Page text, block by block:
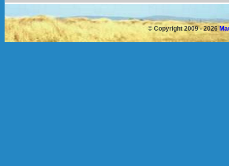
© Copyright 2009 - 2026